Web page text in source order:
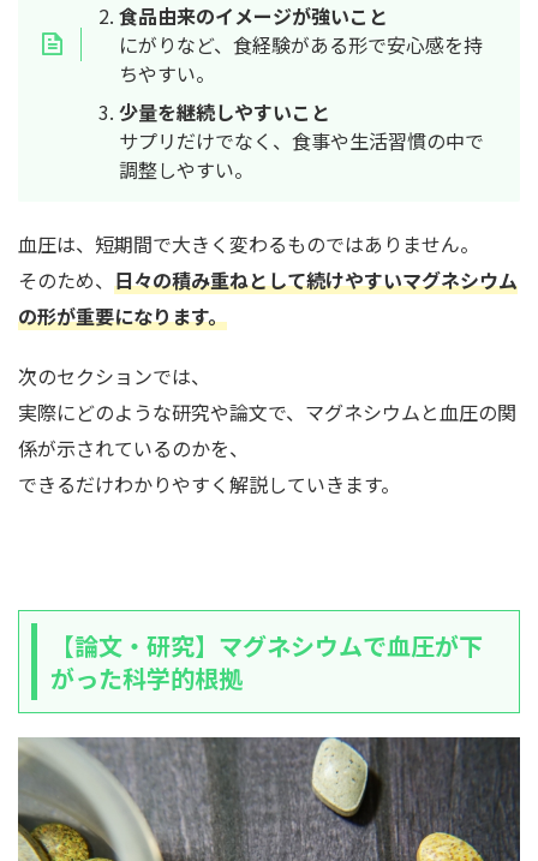
食品由来のイメージが強いこと
にがりなど、食経験がある形で安心感を持
ちやすい。
少量を継続しやすいこと
サプリだけでなく、食事や生活習慣の中で
調整しやすい。
血圧は、短期間で大きく変わるものではありません。
そのため、 日々の積み重ねとして続けやすいマグネシウム
の形が重要になります。
次のセクションでは、
実際にどのような研究や論文で、マグネシウムと血圧の関
係が示されているのかを、
できるだけわかりやすく解説していきます。
【論文・研究】マグネシウムで血圧が下
がった科学的根拠